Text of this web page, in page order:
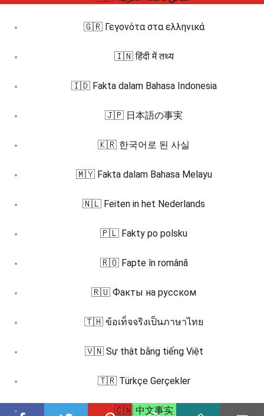
🇬🇷 Γεγονότα στα ελληνικά
🇮🇳 हिंदी में तथ्य
🇮🇩 Fakta dalam Bahasa Indonesia
🇯🇵 日本語の事実
🇰🇷 한국어로 된 사실
🇲🇾 Fakta dalam Bahasa Melayu
🇳🇱 Feiten in het Nederlands
🇵🇱 Fakty po polsku
🇷🇴 Fapte în română
🇷🇺 Факты на русском
🇹🇭 ข้อเท็จจริงเป็นภาษาไทย
🇻🇳 Sự thật bằng tiếng Việt
🇹🇷 Türkçe Gerçekler
🇨🇳 中文事实